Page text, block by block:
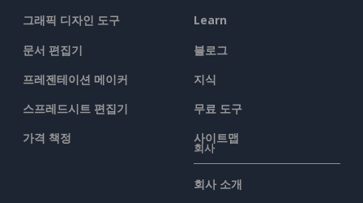
그래픽 디자인 도구
문서 편집기
프레젠테이션 메이커
스프레드시트 편집기
가격 책정
Learn
블로그
지식
무료 도구
사이트맵
회사
회사 소개